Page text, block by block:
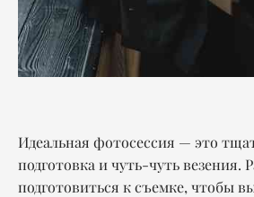
Идеальная фотосессия — это
подготовка и чуть-чуть везения.
подготовиться к съемке, чтобы